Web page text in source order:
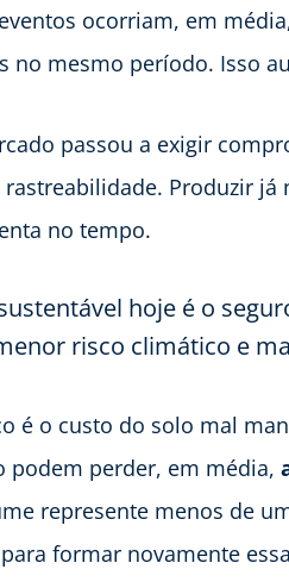
ocorriam, em
no mesmo período. Isso
passou a exigir
rastreabilidade. Produzir
no tempo.
hoje é o
risco climático e
é o custo do solo mal
podem perder, em média,
represente menos de
para formar novamente